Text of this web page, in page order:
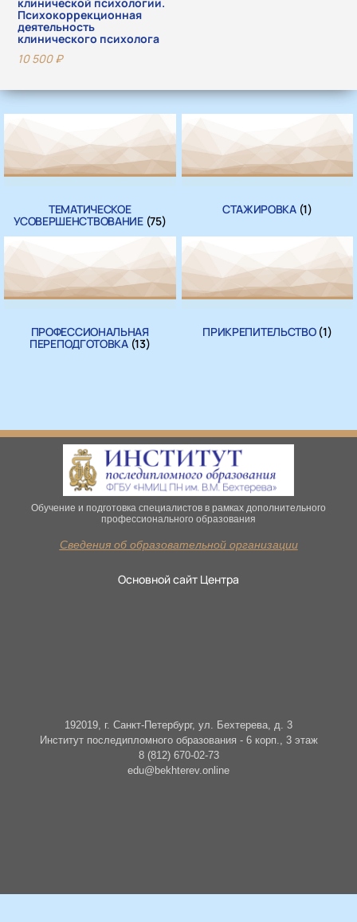
Психокоррекционная
деятельность
клинического психолога
10 500₽
ТЕМАТИЧЕСКОЕ
УСОВЕРШЕНСТВОВАНИЕ (75)
СТАЖИРОВКА (1)
ПРОФЕССИОНАЛЬНАЯ
ПЕРЕПОДГОТОВКА (13)
ПРИКРЕПИТЕЛЬСТВО (1)
Обучение и подготовка специалистов в рамках дополнительного
профессионального образования
Сведения об образовательной организации
Основной сайт Центра
192019, г. Санкт-Петербург, ул. Бехтерева, д. 3
Институт последипломного образования - 6 корп., 3 этаж
8 (812) 670-02-73
edu@bekhterev.online